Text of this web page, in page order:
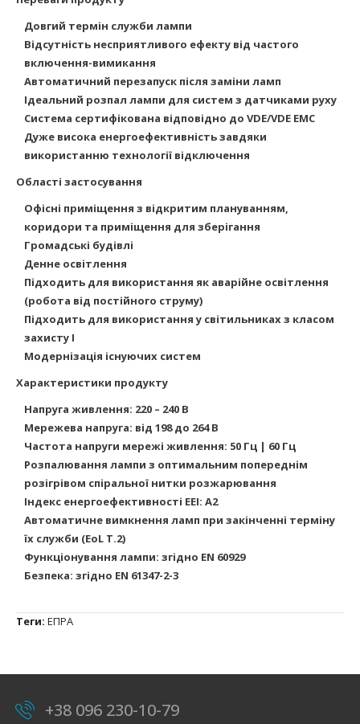
Довгий термін служби лампи
Відсутність несприятливого ефекту від частого
включення-вимикання
Автоматичний перезапуск після заміни ламп
Ідеальний розпал лампи для систем з датчиками руху
Система сертифікована відповідно до VDE/VDE EMC
Дуже висока енергоефективність завдяки
використанню технології відключення
Області застосування
Офісні приміщення з відкритим плануванням,
коридори та приміщення для зберігання
Громадські будівлі
Денне освітлення
Підходить для використання як аварійне освітлення
(робота від постійного струму)
Підходить для використання у світильниках з класом
захисту I
Модернізація існуючих систем
Характеристики продукту
Напруга живлення: 220 – 240 В
Мережева напруга: від 198 до 264 В
Частота напруги мережі живлення: 50 Гц | 60 Гц
Розпалювання лампи з оптимальним попереднім
розігрівом спіральної нитки розжарювання
Індекс енергоефективності EEI: A2
Автоматичне вимкнення ламп при закінченні терміну
їх служби (EoL T.2)
Функціонування лампи: згідно EN 60929
Безпека: згідно EN 61347-2-3
Теги: ЕПРА
+38 096 230-10-79